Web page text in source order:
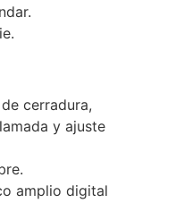
cerradura,
y ajuste
amplio digital